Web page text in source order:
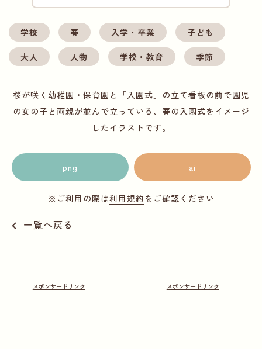
学校 春 入学・卒業 子ども
大人 人物 学校・教育 季節
桜が咲く幼稚園・保育園と「入園式」の立て看板の前で園児
の女の子と両親が並んで立っている、春の入園式をイメージ
したイラストです。
png ai
※ご利用の際は利用規約をご確認ください
一覧へ戻る